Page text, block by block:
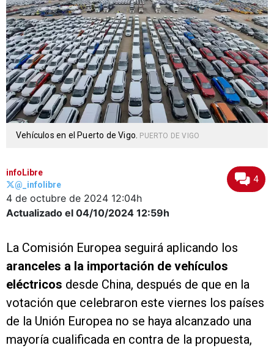
Vehículos en el Puerto de Vigo. PUERTO DE VIGO
infoLibre
@_infolibre
4 de octubre de 2024 12:04h
Actualizado el 04/10/2024 12:59h
4
La Comisión Europea seguirá aplicando los
aranceles a la importación de vehículos
eléctricos desde China, después de que en la
votación que celebraron este viernes los países
de la Unión Europea no se haya alcanzado una
mayoría cualificada en contra de la propuesta,